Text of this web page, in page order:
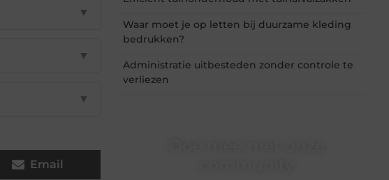
▼
▼
▼
Email
Waar moet je op letten bij duurzame kleding
bedrukken?
Administratie uitbesteden zonder controle te
verliezen